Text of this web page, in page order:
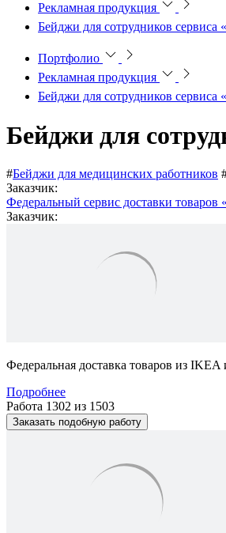
Рекламная продукция
Бейджи для сотрудников
Портфолио
Рекламная продукция
Бейджи для сотрудников
Бейджи для
#Бейджи для медицинских работников
Заказчик:
Федеральный сервис доставки
Заказчик:
Федеральная доставка товаров из
Подробнее
Работа 1302 из 1503
Заказать подобную работу